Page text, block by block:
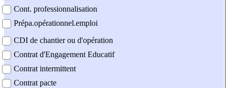
Cont. professionnalisation
Prépa.opérationnel.emploi
CDI de chantier ou d'opération
Contrat d'Engagement Educatif
Contrat intermittent
Contrat pacte